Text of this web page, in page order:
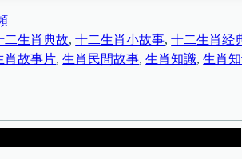
二生肖典故, 十二生肖小故事, 十二生肖经
肖故事片, 生肖民間故事, 生肖知識, 生肖